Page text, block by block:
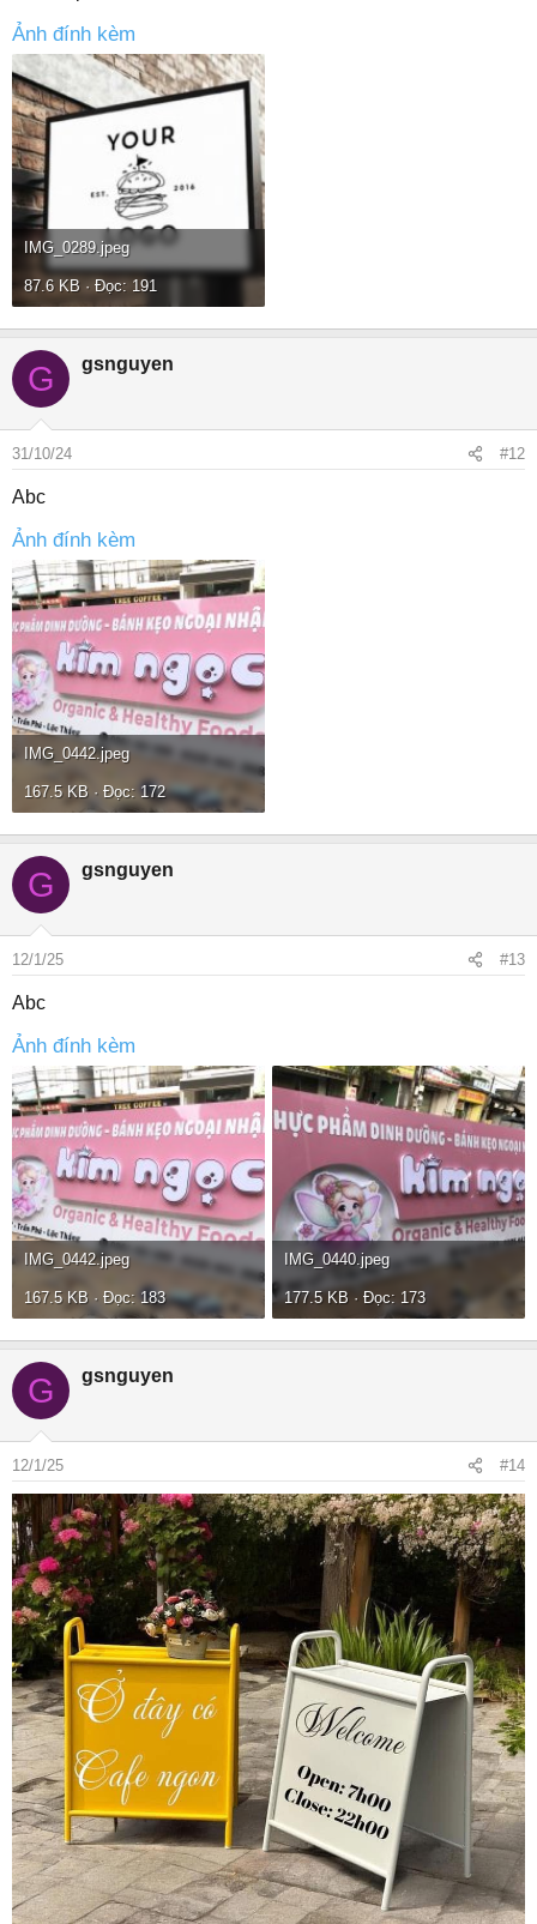
Ảnh đính kèm
IMG_0289.jpeg
87.6 KB · Đọc: 191
G gsnguyen
31/10/24 #12
Abc
Ảnh đính kèm
IMG_0442.jpeg
167.5 KB · Đọc: 172
G gsnguyen
12/1/25 #13
Abc
Ảnh đính kèm
IMG_0442.jpeg
167.5 KB · Đọc: 183
IMG_0440.jpeg
177.5 KB · Đọc: 173
G gsnguyen
12/1/25 #14